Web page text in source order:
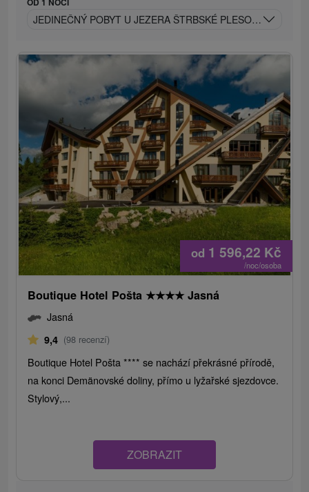
JEDINEČNÝ POBYT U JEZERA ŠTRBSKÉ PLESO: RELAX A
od 1 596,22 Kč
/noc/osoba
Boutique Hotel Pošta ★★★★ Jasná
Jasná
9,4 (98 recenzí)
Boutique Hotel Pošta **** se nachází překrásné přírodě,
na konci Demänovské doliny, přímo u lyžařské sjezdovce.
Stylový,...
ZOBRAZIT